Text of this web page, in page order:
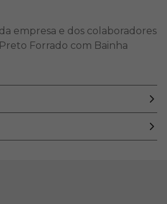
empresa e dos colaboradores
Forrado com Bainha